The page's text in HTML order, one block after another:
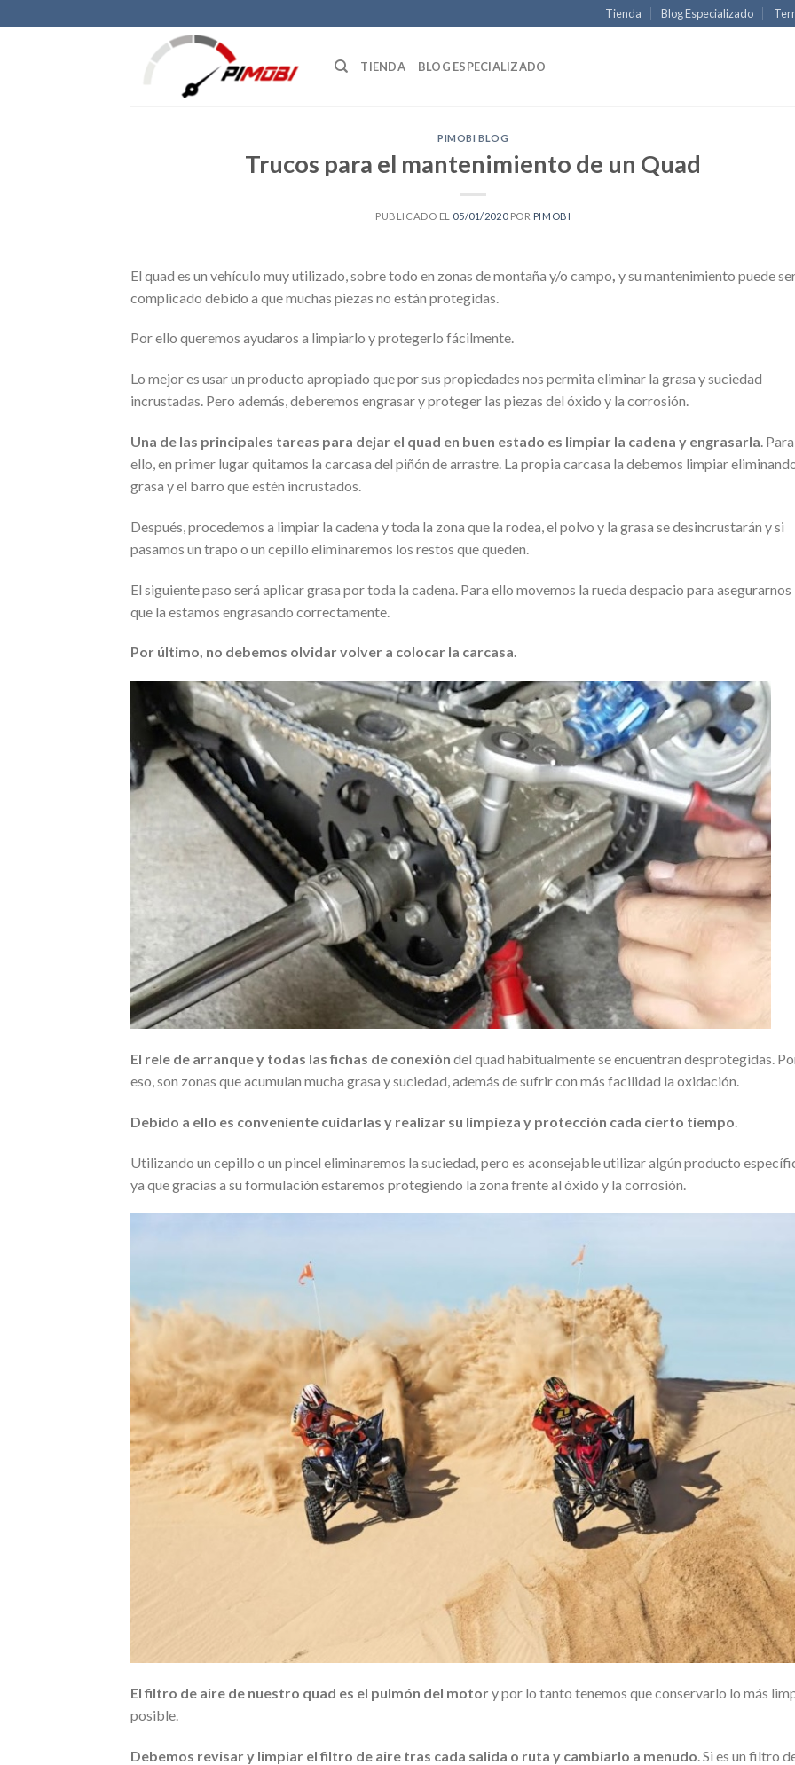
to
Tienda Blog Especializado
TIENDA BLOG ESPECIALIZADO
PIMOBI BLOG
Trucos para el mantenimiento de un Quad
PUBLICADO EL 05/01/2020POR PIMOBI
El quad es un vehículo muy utilizado, sobre todo en zonas de montaña y/o campo y su mantenimiento puede
complicado debido a que muchas piezas no están protegidas.
Por ello queremos ayudaros a limpiarlo y protegerlo fácilmente.
Lo mejor es usar un producto apropiado que por sus propiedades nos permita eliminar la grasa y suciedad
incrustadas. Pero además, deberemos engrasar y proteger las piezas del óxido y la corrosión.
Una de las principales tareas para dejar el quad en buen estado es limpiar la cadena y engrasarla. Para
ello, en primer lugar quitamos la carcasa del piñón de arrastre. La propia carcasa la debemos limpiar
grasa y el barro que estén incrustados.
Después, procedemos a limpiar la cadena y toda la zona que la rodea, el polvo y la grasa se desincrustarán y si
pasamos un trapo o un cepìllo eliminaremos los restos que queden.
El siguiente paso será aplicar grasa por toda la cadena. Para ello movemos la rueda despacio para asegurarnos
que la estamos engrasando correctamente.
Por último, no debemos olvidar volver a colocar la carcasa.
El rele de arranque y todas las fichas de conexión del quad habitualmente se encuentran desprotegidas.
eso, son zonas que acumulan mucha grasa y suciedad, además de sufrir con más facilidad la oxidación.
Debido a ello es conveniente cuidarlas y realizar su limpieza y protección cada cierto tiempo
Utilizando un cepillo o un pincel eliminaremos la suciedad, pero es aconsejable utilizar algún producto
ya que gracias a su formulación estaremos protegiendo la zona frente al óxido y la corrosión.
El filtro de aire de nuestro quad es el pulmón del motory por lo tanto tenemos que conservarlo lo más
posible.
Debemos revisar y limpiar el filtro de aire tras cada salida o ruta y cambiarlo a menudo. Si es un filtro